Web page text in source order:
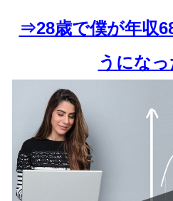
⇒28歳で僕が年収
うにな